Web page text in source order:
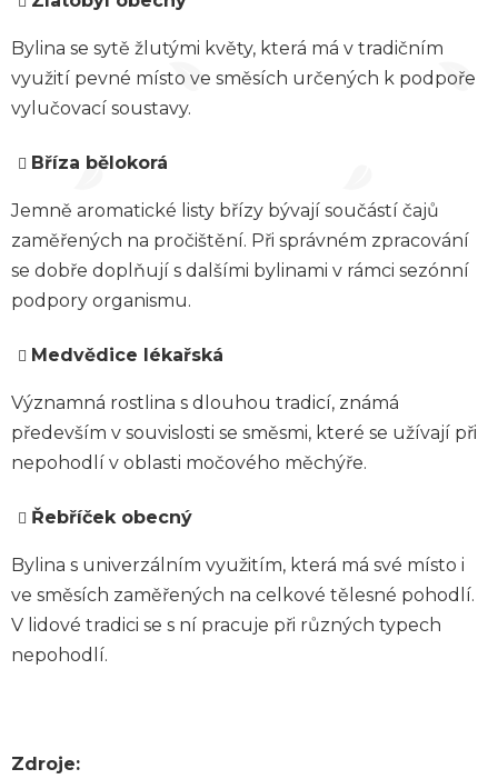
Bylina se sytě žlutými květy, která má v tradičním
využití pevné místo ve směsích určených k podpoře
vylučovací soustavy.
Bříza bělokorá
Jemně aromatické listy břízy bývají součástí čajů
zaměřených na pročištění. Při správném zpracování
se dobře doplňují s dalšími bylinami v rámci sezónní
podpory organismu.
Medvědice lékařská
Významná rostlina s dlouhou tradicí, známá
především v souvislosti se směsmi, které se užívají při
nepohodlí v oblasti močového měchýře.
Řebříček obecný
Bylina s univerzálním využitím, která má své místo i
ve směsích zaměřených na celkové tělesné pohodlí.
V lidové tradici se s ní pracuje při různých typech
nepohodlí.
Zdroje: